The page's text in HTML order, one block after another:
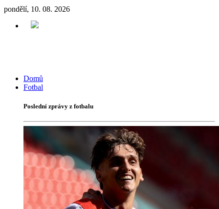
pondělí, 10. 08. 2026
Domů
Fotbal
Poslední zprávy z fotbalu